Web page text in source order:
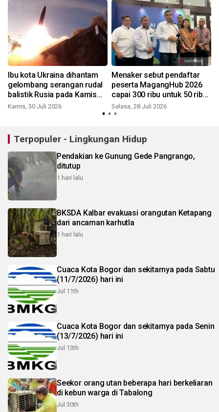
Ibu kota Ukraina dihantam
gelombang serangan rudal
balistik Rusia pada Kamis
pagi
Kamis, 30 Juli 2026
Menaker sebut pendaftar
peserta MagangHub 2026
capai 300 ribu untuk 50 ribu
posisi
Selasa, 28 Juli 2026
Terpopuler - Lingkungan Hidup
Pendakian ke Gunung Gede Pangrango,
ditutup
1 hari lalu
BKSDA Kalbar evakuasi orangutan Ketapang
dari ancaman karhutla
1 hari lalu
Cuaca Kota Bogor dan sekitarnya pada Sabtu
(11/7/2026) hari ini
Jul 11th
Cuaca Kota Bogor dan sekitarnya pada Senin
(13/7/2026) hari ini
Jul 13th
Seekor orang utan beberapa hari berkeliaran
di kebun warga di Tabalong
Jul 30th